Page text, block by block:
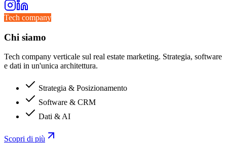
Tech company
Chi siamo
Tech company verticale sul real estate marketing. Strategia, software
e dati in un'unica architettura.
Strategia & Posizionamento
Software & CRM
Dati & AI
Scopri di più